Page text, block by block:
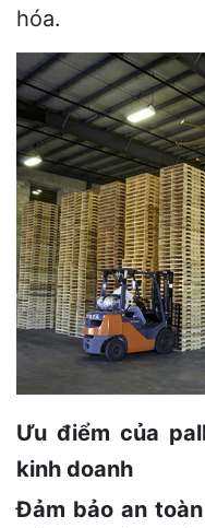
hóa.
Ưu điểm của
kinh doanh
Đảm bảo an